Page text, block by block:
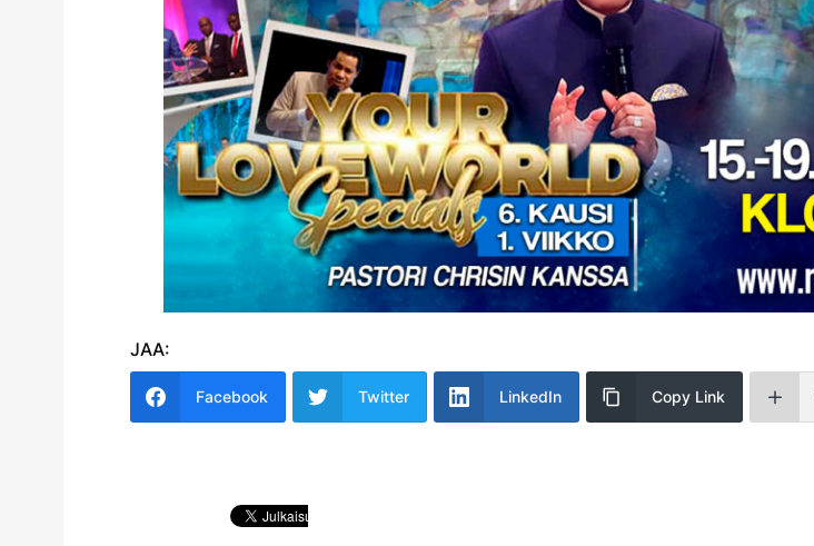
JAA:
Facebook Twitter LinkedIn Copy Link